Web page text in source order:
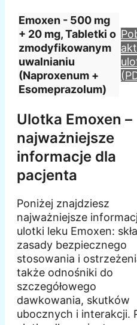
Emoxen - 500 mg
+ 20 mg, Tabletki o
zmodyfikowanym
uwalnianiu
(Naproxenum +
Esomeprazolum)
Ulotka Emoxen –
najważniejsze
informacje dla
pacjenta
Poniżej znajdziesz
najważniejsze
ulotki leku Emoxen:
zasady bezpiecznego
stosowania i
także odnośniki do
szczegółowego
dawkowania, skutków
ubocznych i interakcji.